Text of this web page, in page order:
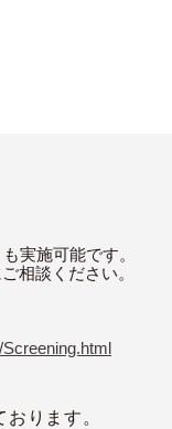
実施可能です。
相談ください。
ります。